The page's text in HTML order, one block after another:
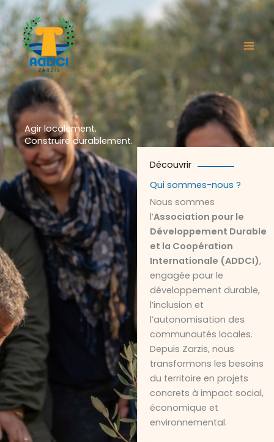
Aller
au
contenu
Agir localement.
Construire durablement.
Découvrir
Qui sommes-nous ?
Nous sommes
l’Association pour le
Développement Durable
et la Coopération
Internationale (ADDCI),
engagée pour le
développement durable,
l’inclusion et
l’autonomisation des
communautés locales.
Depuis Zarzis, nous
transformons les besoins
du territoire en projets
concrets à impact social,
économique et
environnemental.